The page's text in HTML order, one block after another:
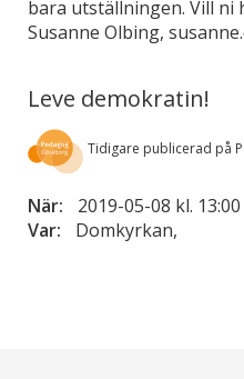
bara utställningen. Vill ni
Susanne Olbing,
Leve demokratin!
Tidigare publicerad på
När: 2019-05-08 kl. 13:00
Var:
Domkyrkan,